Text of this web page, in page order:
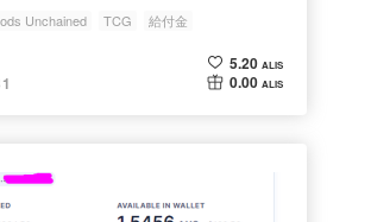
Unchained TCG
給付金
プ
5.20 ALIS
0.00 ALIS